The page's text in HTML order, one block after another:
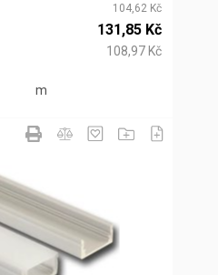
104,62 Kč
131,85 Kč
108,97 Kč
m